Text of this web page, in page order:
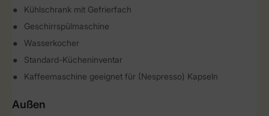
Kühlschrank mit Gefrierfach
Geschirrspülmaschine
Wasserkocher
Standard-Kücheninventar
Kaffeemaschine geeignet für (Nespresso) Kapseln
Außen